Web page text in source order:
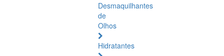
Desmaquilhantes
de
Olhos
Hidratantes